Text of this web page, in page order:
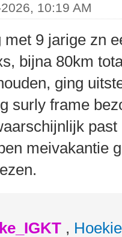
10:19 AM
met 9 jarige zn
bijna 80km
ging
surly frame
meivakantie
, Hoekie